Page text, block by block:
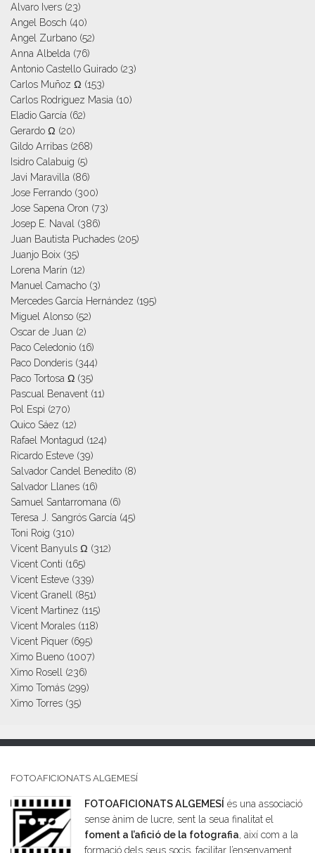
Alvaro Ivers (23)
Angel Bosch (40)
Angel Zurbano (52)
Anna Albelda (76)
Antonio Castello Guirado (23)
Carlos Muñoz Ω (153)
Carlos Rodriguez Masia (10)
Eladio García (62)
Gerardo Ω (20)
Gildo Arribas (268)
Isidro Calabuig (5)
Javi Maravilla (86)
Jose Ferrando (300)
Jose Sapena Oron (73)
Josep E. Naval
(386)
Juan Bautista Puchades (205)
Juanjo Boix (35)
Lorena Marín (12)
Manuel Camacho (3)
Mercedes García Hernández (195)
Miguel Alonso (52)
Oscar de Juan (2)
Paco Celedonio (16)
Paco Donderis (344)
Paco Tortosa Ω (35)
Pascual Benavent (11)
Pol Espi (270)
Quico Sáez (12)
Rafael Montagud (124)
Ricardo Esteve (39)
Salvador Candel Benedito (8)
Salvador Llanes (16)
Samuel Santarromana (6)
Teresa J. Sangrós García (45)
Toni Roig (310)
Vicent Banyuls Ω (312)
Vicent Conti (165)
Vicent Esteve (339)
Vicent Granell
(851)
Vicent Martinez (115)
Vicent Morales (118)
Vicent Piquer (695)
Ximo Bueno (1007)
Ximo Rosell
(236)
Ximo Tomás (299)
Ximo Torres (35)
FOTOAFICIONATS ALGEMESÍ
FOTOAFICIONATS ALGEMESÍ és una associació
sense ànim de lucre, sent la seua finalitat el
foment a l’afició de la fotografia, així com a la
formació dels seus socis, facilitar l’ensenyament